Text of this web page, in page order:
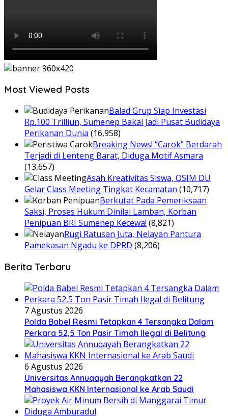
Most Viewed Posts
Balad Grup Siap Investasi
Rp.100 Trilliun, Sumenep Bakal Jadi Pusat Budidaya
Perikanan Dunia (16,958)
Breaking News! “Carok” Berdarah
Terjadi di Lenteng Barat, Diduga Motif Asmara
(13,657)
Asah Kreativitas Siswa, OSIM DU
Gelar Class Meeting Tingkat Kecamatan (10,717)
Berkutat Pada Pemeriksaan
Saksi, Proses Hukum Dinilai Lamban, Korban
Penipuan BRI Sumenep Kecewa! (8,821)
Rugi Ratusan Juta, Nelayan Pantura
Pamekasan Ngadu ke DPRD (8,206)
Berita Terbaru
7 Agustus 2026
Polda Babel Resmi Tetapkan 4 Tersangka Dalam
Perkara 52,5 Ton Pasir Timah Ilegal di Belitung
6 Agustus 2026
Universitas Annuqayah Berangkatkan 22
Mahasiswa KKN Internasional ke Arab Saudi